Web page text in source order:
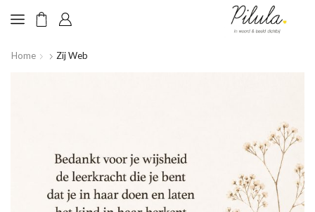
Home Zij Web